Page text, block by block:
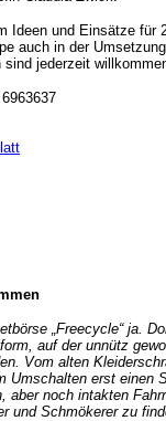
Ideen und Einsätze für
auch in der
sind jederzeit
„Freecycle“ ja.
auf der unnütz
Vom alten
Umschalten erst einen
noch intakten
und Schmökerer zu